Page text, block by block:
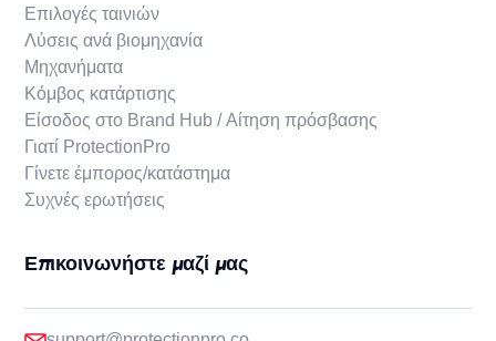
Επιλογές ταινιών
Λύσεις ανά βιομηχανία
Μηχανήματα
Κόμβος κατάρτισης
Είσοδος στο Brand Hub / Αίτηση πρόσβασης
Γιατί ProtectionPro
Γίνετε έμπορος/κατάστημα
Συχνές ερωτήσεις
Επικοινωνήστε μαζί μας